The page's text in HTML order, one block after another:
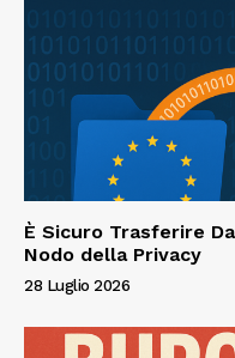
È Sicuro Trasferire
Nodo della Privacy
28 Luglio 2026